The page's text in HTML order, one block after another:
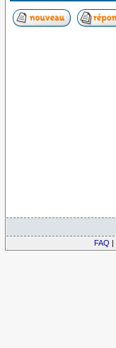
FAQ |